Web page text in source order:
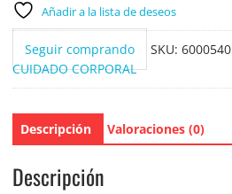
Hidratante
Activo
Desodorante
150ml.
cantidad
Añadir a la lista de deseos
Seguir comprando SKU: 6000540
CUIDADO CORPORAL
Descripción Valoraciones (0)
Descripción